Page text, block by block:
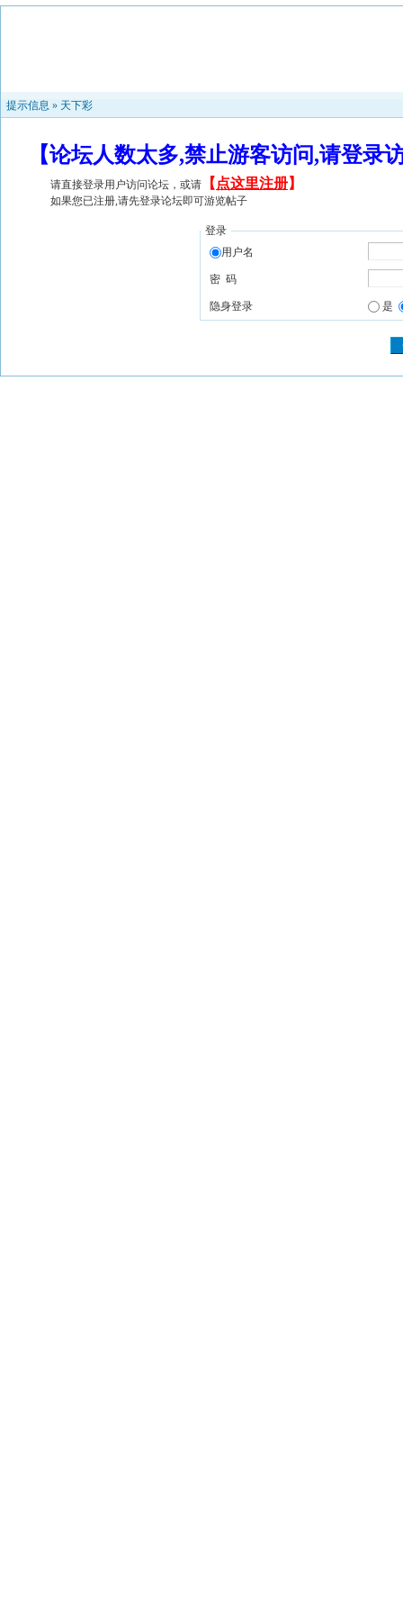
提示信息 » 天下彩
【论坛人数太多,禁止游客访问,请登
请直接登录用户访问论坛，或请 【 点这里注册】
如果您已注册,请先登录论坛即可游览帖子
登录
用户名
密 码
隐身登录 是